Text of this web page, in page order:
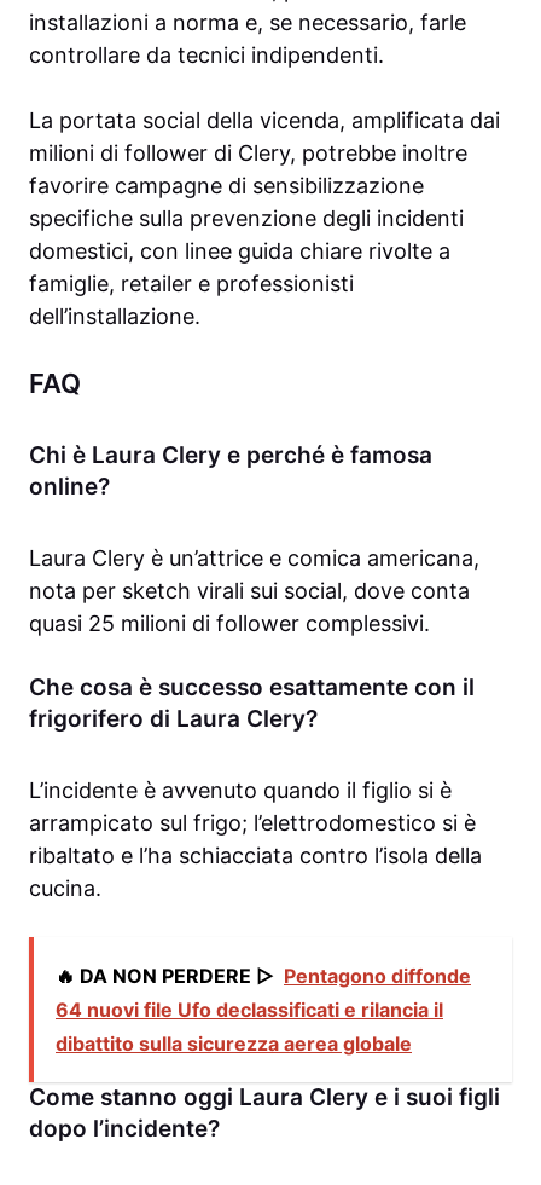
installazioni a norma e, se necessario, farle
controllare da tecnici indipendenti.
La portata social della vicenda, amplificata dai
milioni di follower di Clery, potrebbe inoltre
favorire campagne di sensibilizzazione
specifiche sulla prevenzione degli incidenti
domestici, con linee guida chiare rivolte a
famiglie, retailer e professionisti
dell’installazione.
FAQ
Chi è Laura Clery e perché è famosa
online?
Laura Clery è un’attrice e comica americana,
nota per sketch virali sui social, dove conta
quasi 25 milioni di follower complessivi.
Che cosa è successo esattamente con il
frigorifero di Laura Clery?
L’incidente è avvenuto quando il figlio si è
arrampicato sul frigo; l’elettrodomestico si è
ribaltato e l’ha schiacciata contro l’isola della
cucina.
🔥 DA NON PERDERE ▷ Pentagono diffonde
64 nuovi file Ufo declassificati e rilancia il
dibattito sulla sicurezza aerea globale
Come stanno oggi Laura Clery e i suoi figli
dopo l’incidente?